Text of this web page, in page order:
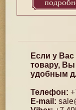
Если у
товару, Вы
удобным
Телефон:
E-mail: